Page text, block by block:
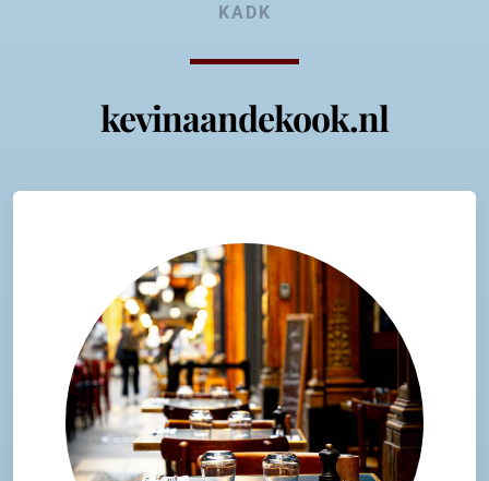
KADK
kevinaandekook.nl